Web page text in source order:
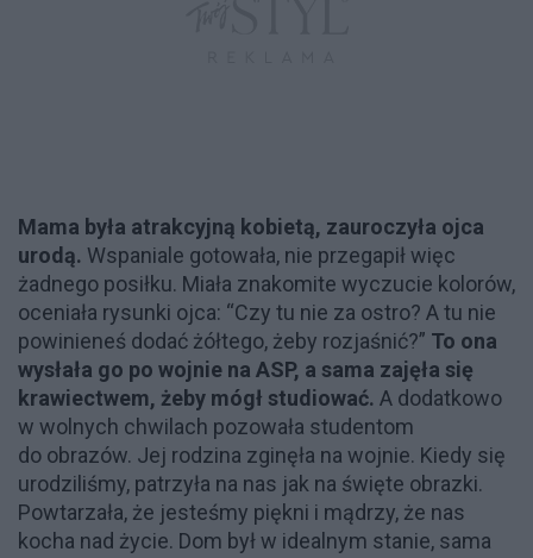
Mama była atrakcyjną kobietą, zauroczyła ojca
urodą. Wspaniale gotowała, nie przegapił więc
żadnego posiłku. Miała znakomite wyczucie kolorów,
oceniała rysunki ojca: “Czy tu nie za ostro? A tu nie
powinieneś dodać żółtego, żeby rozjaśnić?” To ona
wysłała go po wojnie na ASP, a sama zajęła się
krawiectwem, żeby mógł studiować. A dodatkowo
w wolnych chwilach pozowała studentom
do obrazów. Jej rodzina zginęła na wojnie. Kiedy się
urodziliśmy, patrzyła na nas jak na święte obrazki.
Powtarzała, że jesteśmy piękni i mądrzy, że nas
kocha nad życie. Dom był w idealnym stanie, sama